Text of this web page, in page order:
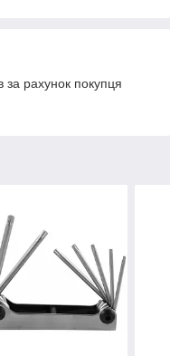
рахунок покупця